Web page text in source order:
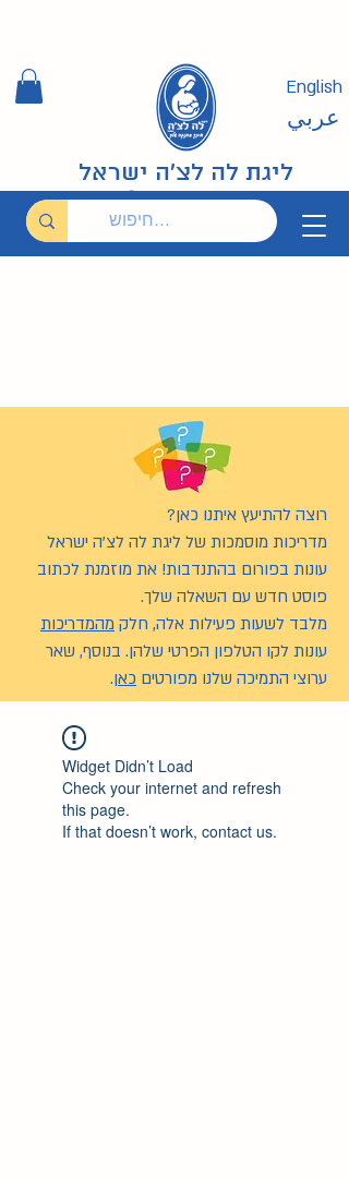
ליגת לה לצ'ה ישראל
English
عربي
רוצה להתיעץ איתנו כאן?
מדריכות מוסמכות של ליגת לה לצ’ה ישראל
עונות בפורום בהתנדבות! את מוזמנת לכתוב
פוסט חדש עם השאלה שלך.
מלבד לשעות פעילות אלה, חלק מהמדריכות
עונות לקו הטלפון הפרטי שלהן. בנוסף, שאר
ערוצי התמיכה שלנו מפורטים כאן.
Widget Didn’t Load
Check your internet and refresh
this page.
If that doesn’t work, contact us.